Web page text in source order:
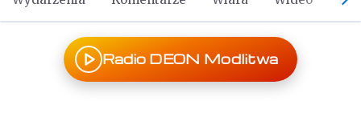
Radio DEON Modlitwa